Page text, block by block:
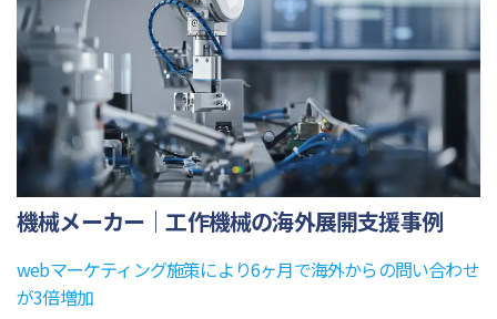
機械メーカー｜工作機械の海外展開支援事例
webマーケティング施策により6ヶ月で海外からの問い合わせ
が3倍増加